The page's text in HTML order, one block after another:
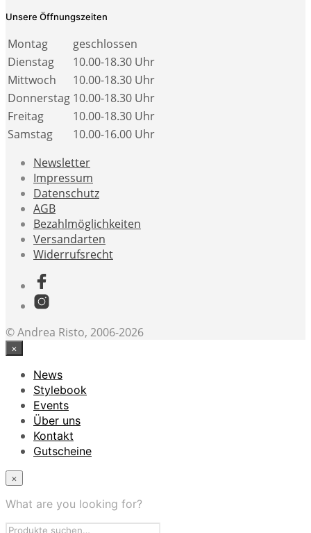
Unsere Öffnungszeiten
Montag
geschlossen
Dienstag
10.00-18.30 Uhr
Mittwoch
10.00-18.30 Uhr
Donnerstag 10.00-18.30 Uhr
Freitag
10.00-18.30 Uhr
Samstag
10.00-16.00 Uhr
Newsletter
Impressum
Datenschutz
AGB
Bezahlmöglichkeiten
Versandarten
Widerrufsrecht
© Andrea Risto, 2006-2026
×
News
Stylebook
Events
Über uns
Kontakt
Gutscheine
×
What are you looking for?